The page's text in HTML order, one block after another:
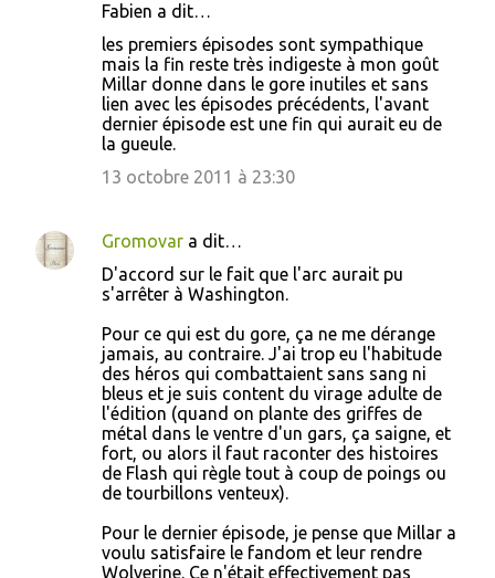
Fabien a dit…
les premiers épisodes sont sympathique
mais la fin reste très indigeste à mon goût
Millar donne dans le gore inutiles et sans
lien avec les épisodes précédents, l'avant
dernier épisode est une fin qui aurait eu de
la gueule.
13 octobre 2011 à 23:30
Gromovar a dit…
D'accord sur le fait que l'arc aurait pu
s'arrêter à Washington.
Pour ce qui est du gore, ça ne me dérange
jamais, au contraire. J'ai trop eu l'habitude
des héros qui combattaient sans sang ni
bleus et je suis content du virage adulte de
l'édition (quand on plante des griffes de
métal dans le ventre d'un gars, ça saigne, et
fort, ou alors il faut raconter des histoires
de Flash qui règle tout à coup de poings ou
de tourbillons venteux).
Pour le dernier épisode, je pense que Millar a
voulu satisfaire le fandom et leur rendre
Wolverine. Ce n'était effectivement pas